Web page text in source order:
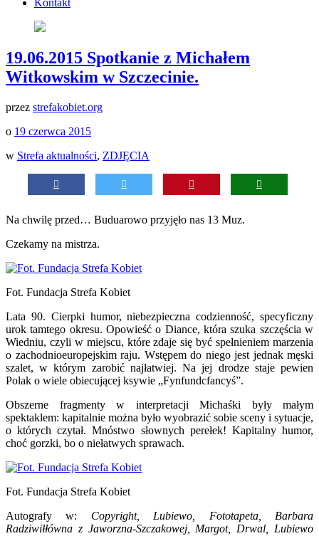
19.06.2015 Spotkanie z Michałem
Witkowskim w Szczecinie.
przez strefakobiet.org
o 19 czerwca 2015
w Strefa aktualności, ZDJĘCIA
Na chwilę przed… Buduarowo przyjęło nas 13 Muz.
Czekamy na mistrza.
Fot. Fundacja Strefa Kobiet
Lata 90. Cierpki humor, niebezpieczna codzienność, specyficzny
urok tamtego okresu. Opowieść o Diance, która szuka szczęścia w
Wiedniu, czyli w miejscu, które zdaje się być spełnieniem marzenia
o zachodnioeuropejskim raju. Wstępem do niego jest jednak męski
szalet, w którym zarobić najłatwiej. Na jej drodze staje pewien
Polak o wiele obiecującej ksywie „Fynfundcfancyś”.
Obszerne fragmenty w interpretacji Michaśki były małym
spektaklem: kapitalnie można było wyobrazić sobie sceny i sytuacje,
o których czytał. Mnóstwo słownych perełek! Kapitalny humor,
choć gorzki, bo o niełatwych sprawach.
Fot. Fundacja Strefa Kobiet
Autografy w: Copyright, Lubiewo, Fototapeta, Barbara
Radziwiłłówna z Jaworzna-Szczakowej, Margot, Drwal, Lubiewo